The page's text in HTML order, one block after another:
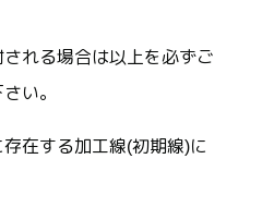
れる場合は以上を必ずご
い。
存在する加工線(初期線)に